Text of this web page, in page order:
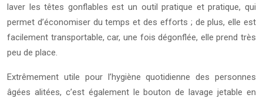
laver les têtes gonflables est un outil pratique et pratique, qui
permet d’économiser du temps et des efforts ; de plus, elle est
facilement transportable, car, une fois dégonflée, elle prend très
peu de place.
Extrêmement utile pour l’hygiène quotidienne des personnes
âgées alitées, c’est également le bouton de lavage jetable en